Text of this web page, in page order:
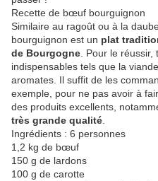
Recette de bœuf bourguignon
Similaire au ragoût ou à la
bourguignon est un plat
de Bourgogne . Pour le
indispensables tels que la
aromates. Il suffit de les
exemple, pour ne pas avoir à
des produits excellents,
très grande qualité
Ingrédients : 6 personnes
1,2 kg de bœuf
150 g de lardons
100 g de carotte